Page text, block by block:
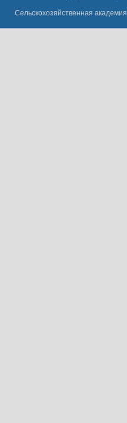
Сельскохозяйственная академия